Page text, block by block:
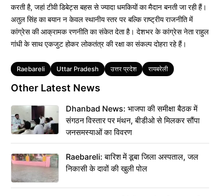
करती है, जहां टीवी डिबेट्स बहस से ज्यादा धमकियों का मैदान बनती जा रही हैं।
अतुल सिंह का बयान न केवल स्थानीय स्तर पर बल्कि राष्ट्रीय राजनीति में
कांग्रेस की आक्रामक रणनीति का संकेत देता है। देशभर के कांग्रेस नेता राहुल
गांधी के साथ एकजुट होकर लोकतंत्र की रक्षा का संकल्प दोहरा रहे हैं।
Tags
Raebareli Uttar Pradesh उत्तर प्रदेश रायबरेली
Other Latest News
Dhanbad News: भाजपा की समीक्षा बैठक में
संगठन विस्तार पर मंथन, बीडीओ से मिलकर सौंपा
जनसमस्याओं का विवरण
Raebareli: बारिश में डूबा जिला अस्पताल, जल
निकासी के दावों की खुली पोल